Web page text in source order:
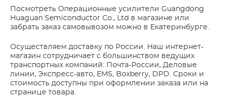
Посмотреть Операционные усилители Guangdong
Huaguan Semiconductor Co., Ltd в магазине или
забрать заказ самовывозом можно в Екатеринбурге.
Осуществляем доставку по России. Наш интернет-
магазин сотрудничает с большинством ведущих
транспортных компаний: Почта-России, Деловые
линии, Экспресс-авто, EMS, Boxberry, DPD. Сроки и
стоимость доступны при оформлении заказа или на
странице товара.